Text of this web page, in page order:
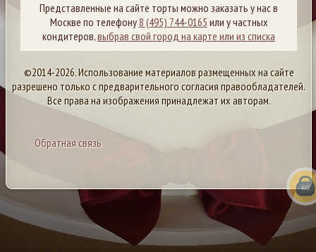
Представленные на сайте торты можно заказать у нас в
Москве по телефону8 (495) 744-0165 или у частных
кондитеров,выбрав свой город на карте или из списка
©2014-2026. Использование материалов размещенных на сайте
разрешено только с предварительного согласия правообладателей.
Все права на изображения принадлежат их авторам.
Обратная связь